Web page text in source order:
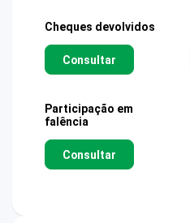
Cheques devolvidos
Consultar
Participação em
falência
Consultar